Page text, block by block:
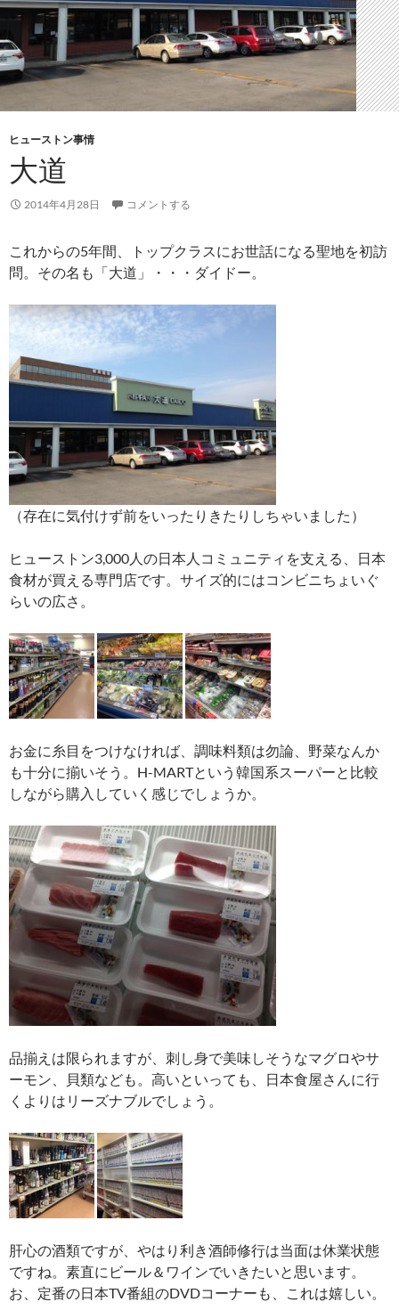
ヒューストン事情
大道
2014年4月28日 コメントする
これからの5年間、トップクラスにお世話になる聖地を初訪
問。その名も「大道」・・・ダイドー。
（存在に気付けず前をいったりきたりしちゃいました）
ヒューストン3,000人の日本人コミュニティを支える、日本
食材が買える専門店です。サイズ的にはコンビニちょいぐ
らいの広さ。
お金に糸目をつけなければ、調味料類は勿論、野菜なんか
も十分に揃いそう。H-MARTという韓国系スーパーと比較
しながら購入していく感じでしょうか。
品揃えは限られますが、刺し身で美味しそうなマグロやサ
ーモン、貝類なども。高いといっても、日本食屋さんに行
くよりはリーズナブルでしょう。
肝心の酒類ですが、やはり利き酒師修行は当面は休業状態
ですね。素直にビール＆ワインでいきたいと思います。
お、定番の日本TV番組のDVDコーナーも、これは嬉しい。